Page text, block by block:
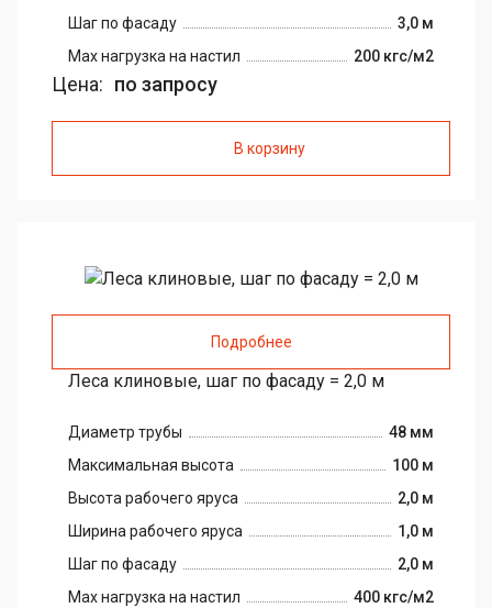
Шаг по фасаду
3,0 м
Max нагрузка на настил
200 кгс/м2
Цена: по запросу
В корзину
Подробнее
Леса клиновые, шаг по фасаду = 2,0 м
Диаметр трубы
48 мм
Максимальная высота
100 м
Высота рабочего яруса
2,0 м
Ширина рабочего яруса
1,0 м
Шаг по фасаду
2,0 м
Max нагрузка на настил
400 кгс/м2